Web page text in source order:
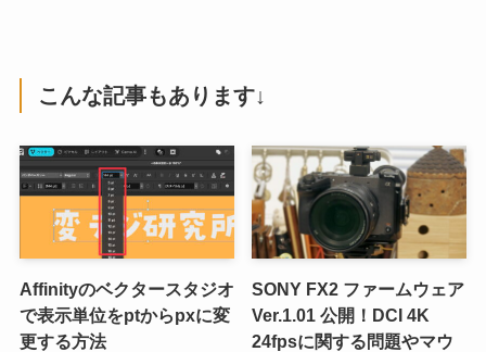
こんな記事もあります↓
Affinityのベクタースタジオ
で表示単位をptからpxに変
更する方法
SONY FX2 ファームウェア
Ver.1.01 公開！DCI 4K
24fpsに関する問題やマウ